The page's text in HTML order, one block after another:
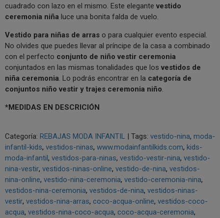
cuadrado con lazo en el mismo. Este elegante vestido
ceremonia niña luce una bonita falda de vuelo.
Vestido para niñas de arras o para cualquier evento especial.
No olvides que puedes llevar al príncipe de la casa a combinado
con el perfecto conjunto de niño vestir ceremonia
conjuntados en las mismas tonalidades que los vestidos de
niña ceremonia. Lo podrás encontrar en la categoría de
conjuntos niño vestir y trajes ceremonia niño.
*MEDIDAS EN DESCRICIÓN
Categoría: REBAJAS MODA INFANTIL | Tags: vestido-nina moda-
infantil-kids vestidos-ninas www.modainfantilkids.com kids-
moda-infantil vestidos-para-ninas vestido-vestir-nina vestido-
nina-vestir vestidos-ninas-online vestido-de-nina vestidos-
nina-online vestido-nina-ceremonia vestido-ceremonia-nina
vestidos-nina-ceremonia vestidos-de-nina vestidos-ninas-
vestir vestidos-nina-arras coco-acqua-online vestidos-coco-
acqua vestidos-nina-coco-acqua coco-acqua-ceremonia